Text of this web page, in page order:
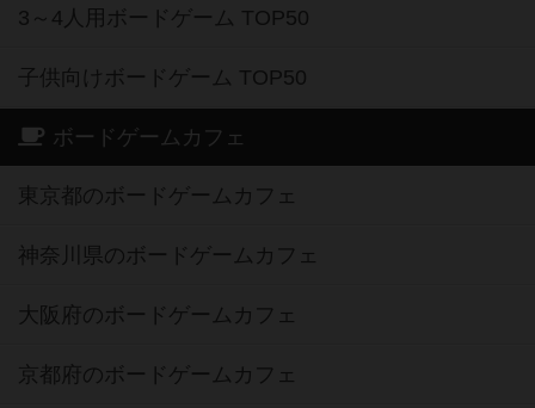
3～4人用ボードゲーム TOP50
子供向けボードゲーム TOP50
ボードゲームカフェ
東京都のボードゲームカフェ
神奈川県のボードゲームカフェ
大阪府のボードゲームカフェ
京都府のボードゲームカフェ